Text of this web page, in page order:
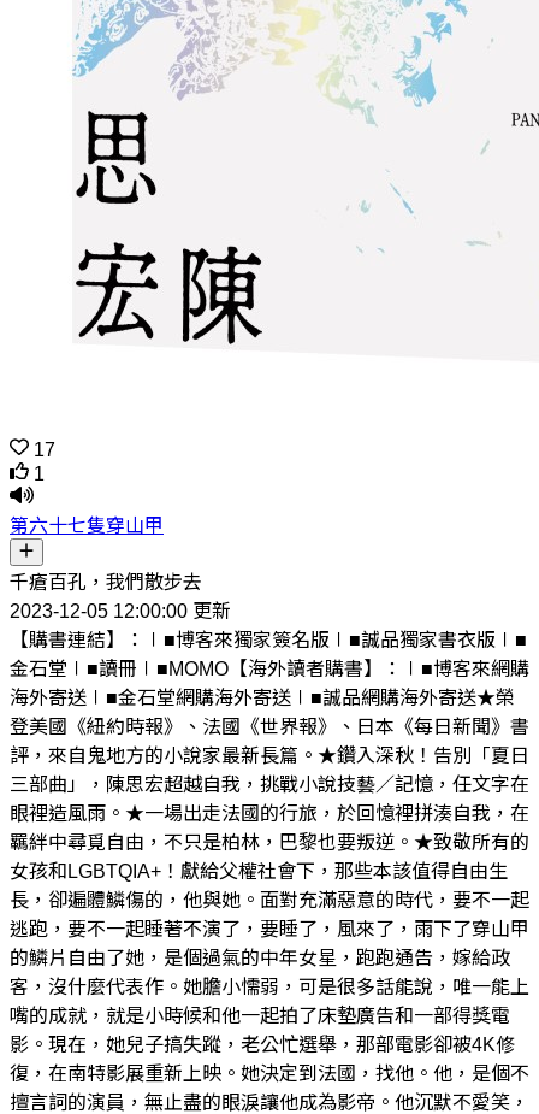
17
1
第六十七隻穿山甲
千瘡百孔，我們散步去
2023-12-05 12:00:00 更新
【購書連結】：∣■博客來獨家簽名版∣■誠品獨家書衣版∣■
金石堂∣■讀冊∣■MOMO【海外讀者購書】：∣■博客來網購
海外寄送∣■金石堂網購海外寄送∣■誠品網購海外寄送★榮
登美國《紐約時報》、法國《世界報》、日本《每日新聞》書
評，來自鬼地方的小說家最新長篇。★鑽入深秋！告別「夏日
三部曲」，陳思宏超越自我，挑戰小說技藝／記憶，任文字在
眼裡造風雨。★一場出走法國的行旅，於回憶裡拼湊自我，在
羈絆中尋覓自由，不只是柏林，巴黎也要叛逆。★致敬所有的
女孩和LGBTQIA+！獻給父權社會下，那些本該值得自由生
長，卻遍體鱗傷的，他與她。面對充滿惡意的時代，要不一起
逃跑，要不一起睡著不演了，要睡了，風來了，雨下了穿山甲
的鱗片自由了她，是個過氣的中年女星，跑跑通告，嫁給政
客，沒什麼代表作。她膽小懦弱，可是很多話能說，唯一能上
嘴的成就，就是小時候和他一起拍了床墊廣告和一部得獎電
影。現在，她兒子搞失蹤，老公忙選舉，那部電影卻被4K修
復，在南特影展重新上映。她決定到法國，找他。他，是個不
擅言詞的演員，無止盡的眼淚讓他成為影帝。他沉默不愛笑，